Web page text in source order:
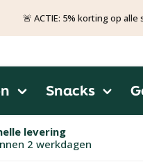
🚨 ACTIE: 5% korting op
Snacks
levering
2 werkdagen